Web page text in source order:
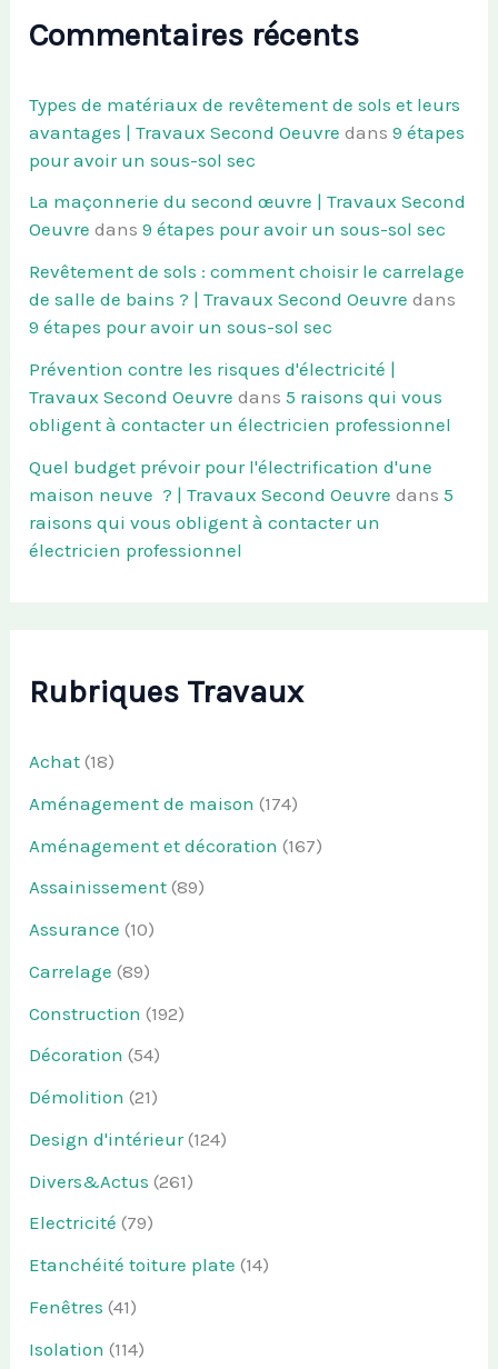
Commentaires récents
Types de matériaux de revêtement de sols et leurs
avantages | Travaux Second Oeuvre dans9 étapes
pour avoir un sous-sol sec
La maçonnerie du second œuvre | Travaux Second
Oeuvre dans9 étapes pour avoir un sous-sol sec
Revêtement de sols : comment choisir le carrelage
de salle de bains ? | Travaux Second Oeuvre dans
9 étapes pour avoir un sous-sol sec
Prévention contre les risques d'électricité |
Travaux Second Oeuvre dans5 raisons qui vous
obligent à contacter un électricien professionnel
Quel budget prévoir pour l'électrification d'une
maison neuve ? | Travaux Second Oeuvre dans5
raisons qui vous obligent à contacter un
électricien professionnel
Rubriques Travaux
Achat (18)
Aménagement de maison (174)
Aménagement et décoration (167)
Assainissement (89)
Assurance (10)
Carrelage (89)
Construction (192)
Décoration (54)
Démolition (21)
Design d'intérieur(124)
Divers&Actus (261)
Electricité (79)
Etanchéité toiture plate (14)
Fenêtres (41)
Isolation (114)